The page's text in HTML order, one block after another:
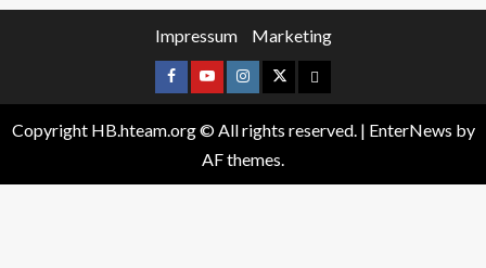
Impressum Marketing
Copyright HB.hteam.org © All rights reserved. | EnterNews by
AF themes.